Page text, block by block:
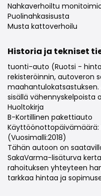
Nahkaverhoiltu
Puolinahkasisusta
Musta kattoverhoilu
Historia ja tekniset
tuonti-auto (Ruotsi -
rekisteröinnin, autoveron
maahantulokatsastuksen.
sisällä vähennyskelpoista
Huoltokirja
B-Kortillinen pakettiauto
Käyttöönottopäivämäärä:
(Vuosimalli:2018)
Tähän autoon on
SakaVarma-lisäturva
rahoituksen yhteyteen
tarkkaa hintaa ja